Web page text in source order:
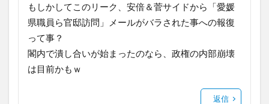
もしかしてこのリーク、安倍＆菅サイドから「愛媛
県職員ら官邸訪問」メールがバラされた事への報復
って事？
閣内で潰し合いが始まったのなら、政権の内部崩壊
は目前かもｗ
返信